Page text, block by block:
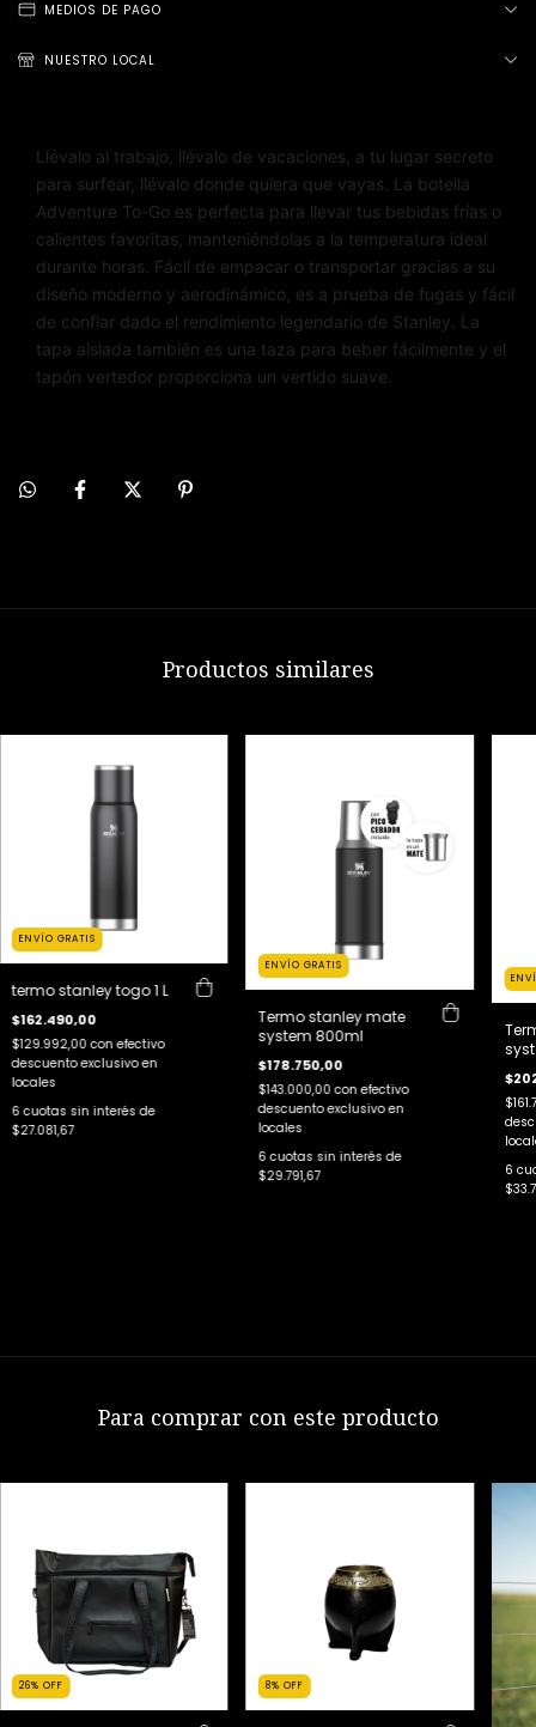
MEDIOS DE PAGO
NUESTRO LOCAL
Llévalo al trabajo, llévalo de vacaciones, a tu lugar secreto
para surfear, llévalo donde quiera que vayas. La botella
Adventure To-Go es perfecta para llevar tus bebidas frías o
calientes favoritas, manteniéndolas a la temperatura ideal
durante horas. Fácil de empacar o transportar gracias a su
diseño moderno y aerodinámico, es a prueba de fugas y fácil
de confiar dado el rendimiento legendario de Stanley. La
tapa aislada también es una taza para beber fácilmente y el
tapón vertedor proporciona un vertido suave.
Productos similares
ENVÍO GRATIS
termo stanley togo 1 L
$162.490,00
$129.992,00con efectivo
descuento exclusivo en
locales
6 cuotas sin interés de
$27.081,67
ENVÍO GRATIS
Termo stanley mate
system 800ml
$178.750,00
$143.000,00con efectivo
descuento exclusivo en
locales
6 cuotas sin interés de
$29.791,67
6
Para comprar con este producto
26% OFF 8% OFF